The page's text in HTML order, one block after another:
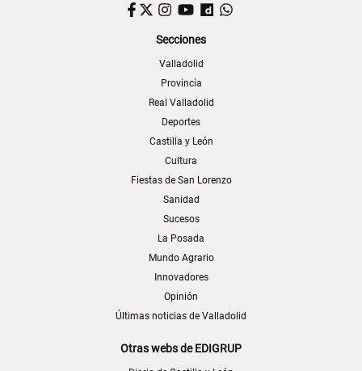
Facebook
TwitterInstagram
YouTubeDailymotion
Secciones
Valladolid
Provincia
Real Valladolid
Deportes
Castilla y León
Cultura
Fiestas de San Lorenzo
Sanidad
Sucesos
La Posada
Mundo Agrario
Innovadores
Opinión
Últimas noticias de Valladolid
Otras webs de EDIGRUP